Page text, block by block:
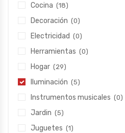
Cocina (18)
Decoración (0)
Electricidad (0)
Herramientas (0)
Hogar (29)
Iluminación (5)
Instrumentos musicales (0)
Jardin (5)
Juguetes (1)